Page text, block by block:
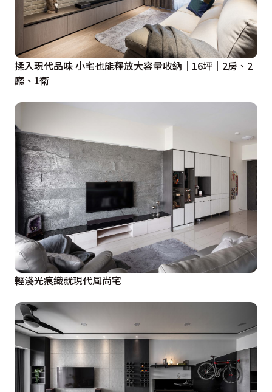
揉入現代品味 小宅也能釋放大容量收納｜16坪｜2房、2
廳、1衛
輕淺光痕織就現代風尚宅